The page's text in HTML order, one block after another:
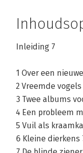
Inleiding 7
1 Over een
2 Vreemde vogels
3 Twee albums
4 Een probleem
5 Vuil als
6 Kleine dierkens